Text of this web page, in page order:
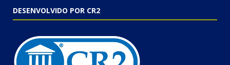
DESENVOLVIDO POR CR2